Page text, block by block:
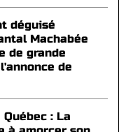
déguisé
Machabée
de grande
de
: La